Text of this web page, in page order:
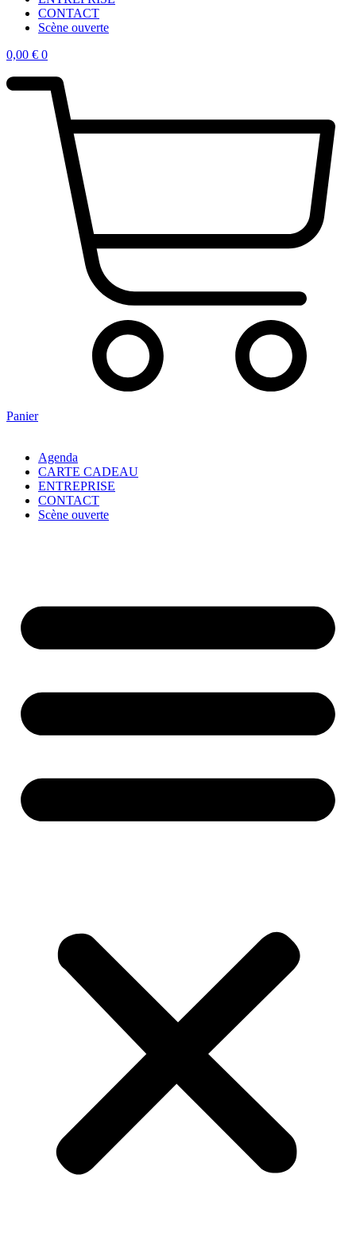
CONTACT
Scène ouverte
0,00 € 0
Panier
Agenda
CARTE CADEAU
ENTREPRISE
CONTACT
Scène ouverte